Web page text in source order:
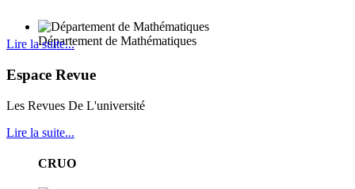
Département de Mathématiques
Lire la suite...
Espace Revue
Les Revues De L'université
Lire la suite...
CRUO